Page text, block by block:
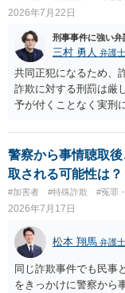
2026年7月22日
刑事事件に強い弁
三村 勇人 弁護士
共同正犯になるため、
詐欺に対する刑罰は厳
予が付くことなく実刑
す。 弁護士を介して
釈申請については、共
が、個別具体的な事情
わるため、刑事事件に
いたします。
警察から事情聴取
取される可能性は？
#加害者 #特殊詐欺 #冤罪
2026年7月17日
松本 翔馬 弁護士
同じ詐欺事件でも民事
をきっかけに警察から